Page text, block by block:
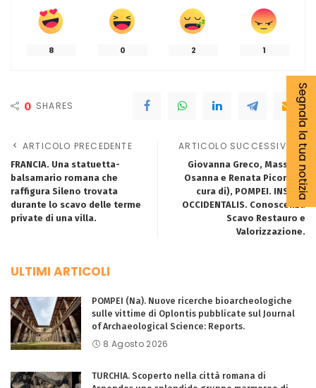
8 0 2 1
0 SHARES
ARTICOLO PRECEDENTE
FRANCIA. Una statuetta-
balsamario romana che
raffigura Sileno trovata
durante lo scavo delle terme
private di una villa.
ARTICOLO SUCCESSIVO
Giovanna Greco, Massimo
Osanna e Renata Picone (a
cura di), POMPEI. INSULA
OCCIDENTALIS. Conoscenza
Scavo Restauro e
Valorizzazione.
ULTIMI ARTICOLI
POMPEI (Na). Nuove ricerche bioarcheologiche
sulle vittime di Oplontis pubblicate sul Journal
of Archaeological Science: Reports.
8 Agosto 2026
TURCHIA. Scoperto nella città romana di
Segnala la tua notizia